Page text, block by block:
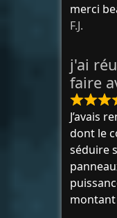
merci
F.J.
j'ai
faire
J’avais
dont le
séduire
montant